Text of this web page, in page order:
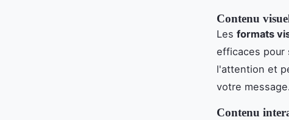
Contenu
Les formats
efficaces pour
l'attention et
votre
Contenu